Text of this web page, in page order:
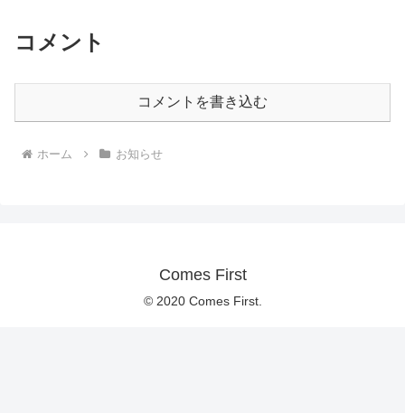
コメント
コメントを書き込む
ホーム お知らせ
Comes First
© 2020 Comes First.